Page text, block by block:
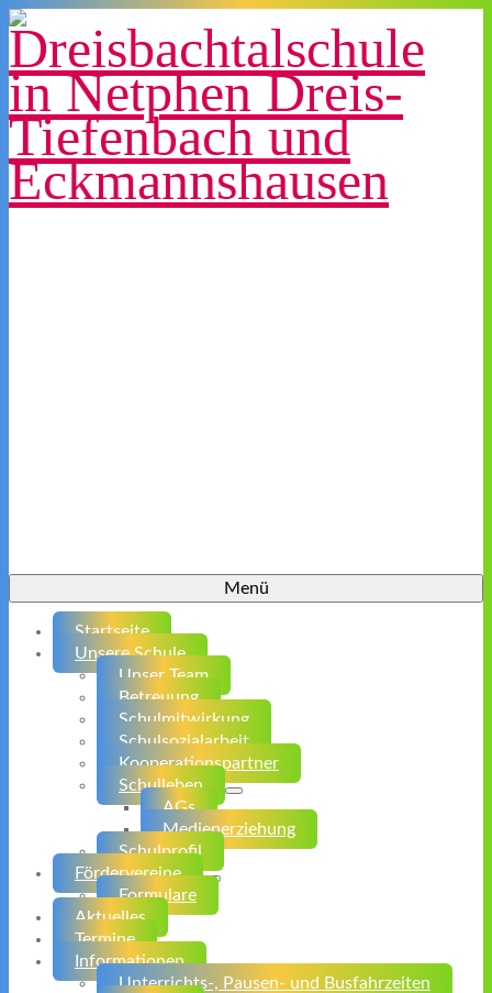
Menü
Startseite
Unsere Schule
Unser Team
Betreuung
Schulmitwirkung
Schulsozialarbeit
Kooperationspartner
Schulleben
AGs
Medienerziehung
Schulprofil
Fördervereine
Formulare
Aktuelles
Termine
Informationen
Unterrichts-, Pausen- und Busfahrzeiten